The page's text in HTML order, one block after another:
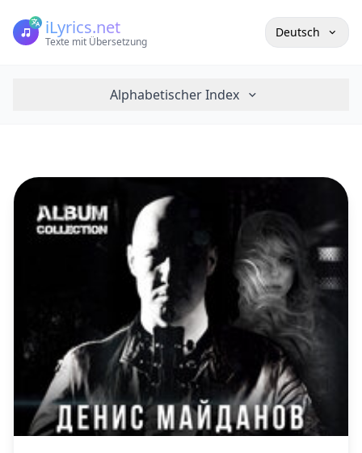
iLyrics.net
Texte mit Übersetzung
Deutsch
Alphabetischer Index